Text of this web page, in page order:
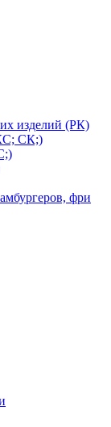
изделий (РК)
СК;)
фри